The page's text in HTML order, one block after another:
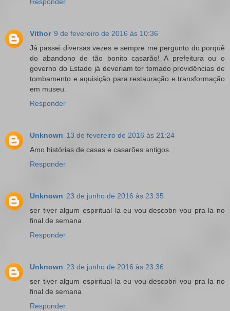
Vithor 9 de fevereiro de 2016 às 10:36
Já passei diversas vezes e sempre me pergunto do porquê
do abandono de tão bonito casarão! A prefeitura ou o
governo do Estado já deveriam ter tomado providências de
tombamento e aquisição para restauração e transformação
em museu.
Responder
Unknown 13 de fevereiro de 2016 às 21:24
Amo histórias de casas e casarões antigos.
Responder
Unknown 23 de junho de 2016 às 23:35
ser tiver algum espiritual la eu vou descobri vou pra la no
final de semana
Responder
Unknown 23 de junho de 2016 às 23:36
ser tiver algum espiritual la eu vou descobri vou pra la no
final de semana
Responder